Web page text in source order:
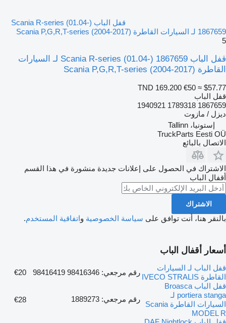
قفل الباب Scania R-series (01.04-)
1867659 لـ السيارات القاطرة Scania P,G,R,T-series (2004-2017)
5
قفل الباب Scania R-series (01.04-) 1867659 لـ السيارات
القاطرة Scania P,G,R,T-series (2004-2017)
TND 169.200 €50 ≈ $57.77
قفل الباب
1867659 1789318 1940921
ديزل / مازوت
إستونيا، Tallinn
TruckParts Eesti OÜ
الاتصال بالبائع
الاشتراك في الحصول على إعلانات جديدة منشورة في هذا القسم
أقفال الباب
الاشتراك
بالنقر هنا، أنت توافق على سياسة الخصوصية واتفاقية المستخدم.
أسعار أقفال الباب
قفل الباب لـ السيارات
القاطرة IVECO STRALIS
رقم مرجعي: 98416346 98416419
€20
قفل الباب Broasca
portiera stanga لـ
السيارات القاطرة Scania
MODEL R
رقم مرجعي: 1889273 €28